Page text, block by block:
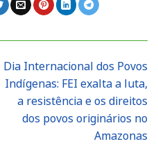
Dia Internacional dos Povos
Indígenas: FEI exalta a luta,
a resistência e os direitos
dos povos originários no
Amazonas